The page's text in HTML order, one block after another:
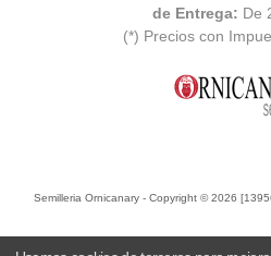
de Entrega: De
(*) Precios con
Semilleria Ornicanary - Copyright © 2026